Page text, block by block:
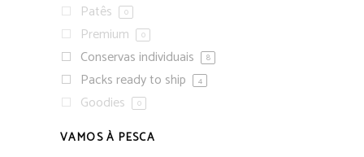
Patês 0
Premium 0
Conservas individuais 8
Packs ready to ship 4
Goodies 0
VAMOS À PESCA